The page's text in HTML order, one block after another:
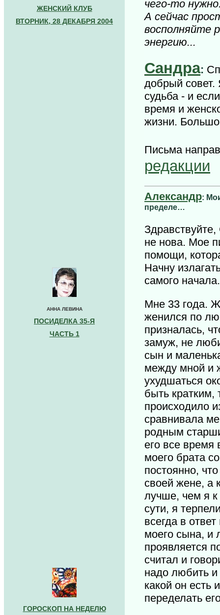
ЖЕНСКИЙ КЛУБ
ВТОРНИК, 28 ДЕКАБРЯ 2004
АННА ЛЕВИНА
ПОСИДЕЛКА 35-Я
ЧАСТЬ 1
ГОРОСКОП НА НЕДЕЛЮ
чего-то
А сейчас
восполняйте
энергию...
Сандра:
добрый совет.
судьба - и
время и
жизни.
Письма
редакции
Александр:
пределе…
не нова. Мое
помощи,
Начну
самого
Мне 33 года.
женился по
призналась,
замуж, не
сын и
между мной и
ухудшаться
быть кратким,
происходило
сравнивала
родным
его все время
моего брата
постоянно,
своей жене, а
лучше, чем я
сути, я
всегда в
моего сына, и
проявляется
считал и
надо любить и
какой он есть
переделать